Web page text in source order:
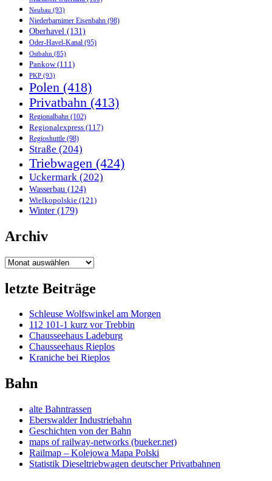
Neubau (93)
Niederbarnimer Eisenbahn (98)
Oberhavel (131)
Oder-Havel-Kanal (95)
Ostbahn (85)
Pankow(111)
PKP (93)
Polen (418)
Privatbahn (413)
Regionalbahn (102)
Regionalexpress (117)
Regioshuttle (98)
Straße (204)
Triebwagen (424)
Uckermark (202)
Wasserbau (124)
Wielkopolskie (121)
Winter(179)
Archiv
Archiv
letzte Beiträge
Schleuse Wolfswinkel am Morgen
112 101-1 kurz vor Trebbin
Chausseehaus Ladeburg
Chausseehaus Rieplos
Kraniche bei Rieplos
Bahn
alte Bahntrassen
Eberswalder Industriebahn
Geschichten von der Bahn
maps of railway-networks (bueker.net)
Railmap – Kolejowa Mapa Polski
Statistik Dieseltriebwagen deutscher Privatbahnen